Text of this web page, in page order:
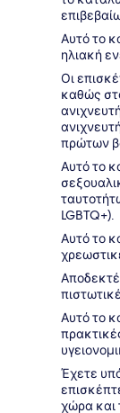
Αυτό το
ηλιακή
Οι
καθώς
πρώτων
Αυτό το
LGBTQ+).
Αυτό το
Αυτό το
Έχετε
χώρα και